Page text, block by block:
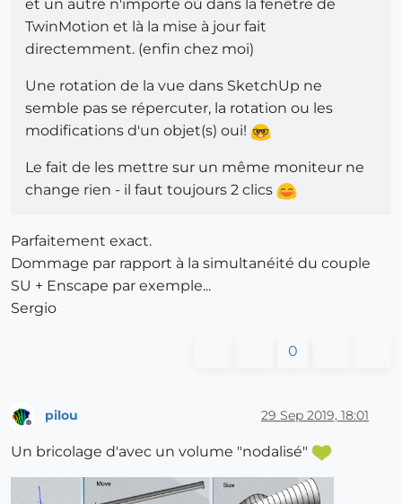
et un autre n'importe où dans la fenêtre de
TwinMotion et là la mise à jour fait
directemment. (enfin chez moi)
Une rotation de la vue dans SketchUp ne
semble pas se répercuter, la rotation ou les
modifications d'un objet(s) oui!
Le fait de les mettre sur un même moniteur ne
change rien - il faut toujours 2 clics
Parfaitement exact.
Dommage par rapport à la simultanéité du couple
SU + Enscape par exemple...
Sergio
0
pilou 29 Sep 2019, 18:01
Un bricolage d'avec un volume "nodalisé"